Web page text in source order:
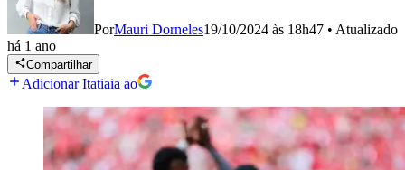
PorMauri Dorneles19/10/2024 às 18h47 • Atualizado
há 1 ano
Compartilhar
Adicionar Itatiaia ao